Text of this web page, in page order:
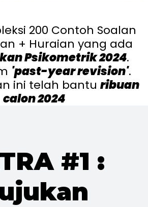
200 Contoh Soalan
+ Huraian yang ada
Psikometrik 2024.
'past-year revision'.
ini telah bantu ribuan
calon 2024
#1 :